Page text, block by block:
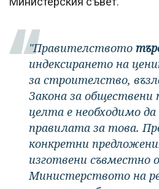
"Правителството
индексирането на
за строителство,
Закона за обществени
целта е необходимо
правилата за това.
конкретни
изготвени
Министерството на